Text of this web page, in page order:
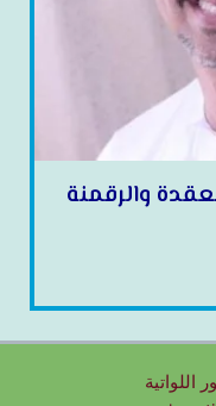
والرقمنة